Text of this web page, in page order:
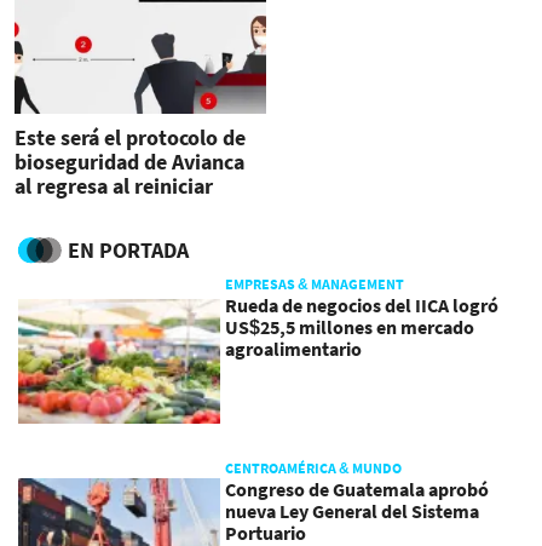
Este será el protocolo de
bioseguridad de Avianca
al regresa al reiniciar
Centroamérica
EN PORTADA
EMPRESAS & MANAGEMENT
Rueda de negocios del IICA logró
US$25,5 millones en mercado
agroalimentario
CENTROAMÉRICA & MUNDO
Congreso de Guatemala aprobó
nueva Ley General del Sistema
Portuario